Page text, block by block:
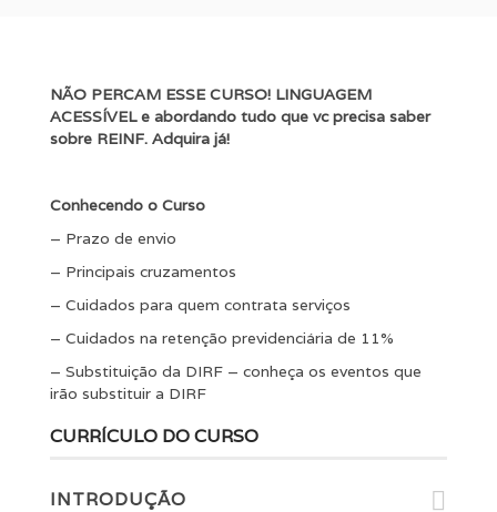
NÃO PERCAM ESSE CURSO! LINGUAGEM
ACESSÍVEL e abordando tudo que vc precisa saber
sobre REINF. Adquira já!
Conhecendo o Curso
– Prazo de envio
– Principais cruzamentos
– Cuidados para quem contrata serviços
– Cuidados na retenção previdenciária de 11%
– Substituição da DIRF – conheça os eventos que
irão substituir a DIRF
CURRÍCULO DO CURSO
INTRODUÇÃO